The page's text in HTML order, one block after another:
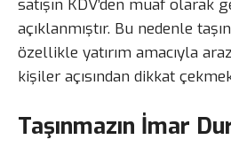
satışın KDV’den muaf olarak
açıklanmıştır. Bu nedenle
özellikle yatırım amacıyla
kişiler açısından dikkat
Taşınmazın İmar